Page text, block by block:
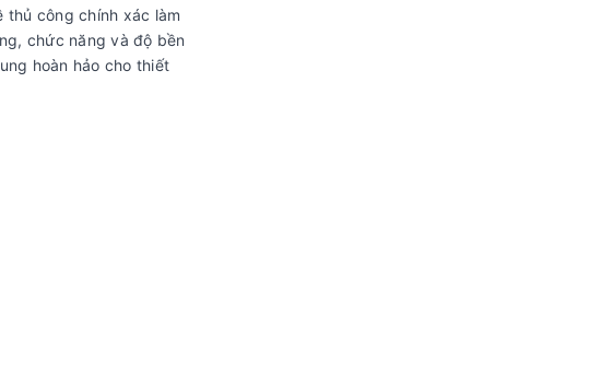
thủ công chính xác làm
chức năng và độ bền
hoàn hảo cho thiết